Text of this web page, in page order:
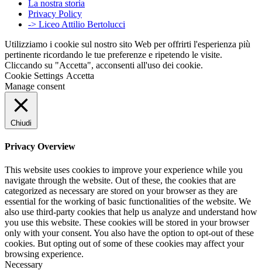
La nostra storia
Privacy Policy
-> Liceo Attilio Bertolucci
Utilizziamo i cookie sul nostro sito Web per offrirti l'esperienza più
pertinente ricordando le tue preferenze e ripetendo le visite.
Cliccando su "Accetta", acconsenti all'uso dei cookie.
Cookie Settings Accetta
Manage consent
Chiudi
Privacy Overview
This website uses cookies to improve your experience while you
navigate through the website. Out of these, the cookies that are
categorized as necessary are stored on your browser as they are
essential for the working of basic functionalities of the website. We
also use third-party cookies that help us analyze and understand how
you use this website. These cookies will be stored in your browser
only with your consent. You also have the option to opt-out of these
cookies. But opting out of some of these cookies may affect your
browsing experience.
Necessary